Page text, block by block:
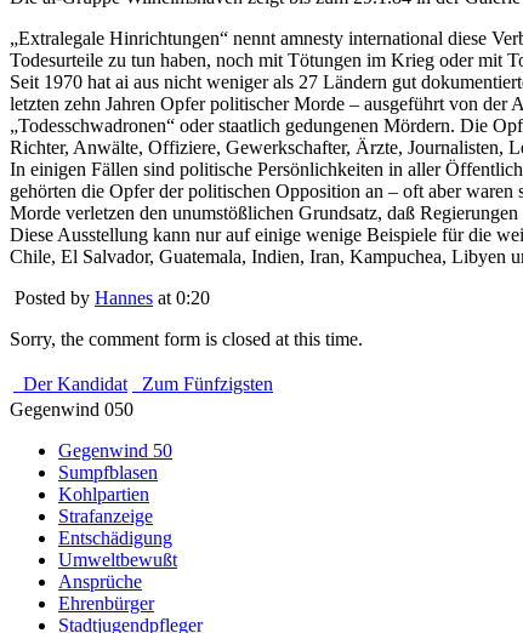
„Extralegale Hinrichtungen“ nennt amnesty international diese
Todesurteile zu tun haben, noch mit Tötungen im Krieg oder mit
Seit 1970 hat ai aus nicht weniger als 27 Ländern gut
letzten zehn Jahren Opfer politischer Morde – ausgeführt von der
„Todesschwadronen“ oder staatlich gedungenen Mördern. Die
Richter, Anwälte, Offiziere, Gewerkschafter, Ärzte, Journalisten,
In einigen Fällen sind politische Persönlichkeiten in aller
gehörten die Opfer der politischen Opposition an – oft aber
Morde verletzen den unumstößlichen Grundsatz, daß
Diese Ausstellung kann nur auf einige wenige Beispiele für die
Chile, El Salvador, Guatemala, Indien, Iran, Kampuchea, Libyen
Posted by Hannes at 0:20
Sorry, the comment form is closed at this time.
Der Kandidat
Zum Fünfzigsten
Gegenwind 050
Gegenwind 50
Sumpfblasen
Kohlpartien
Strafanzeige
Entschädigung
Umweltbewußt
Ansprüche
Ehrenbürger
Stadtjugendpfleger